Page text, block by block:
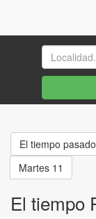
El tiempo pasado
Martes 11
El tiempo